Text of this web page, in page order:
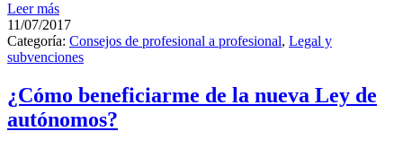
Leer más
11/07/2017
Categoría: Consejos de profesional a profesional, Legal y
subvenciones
¿Cómo beneficiarme de la nueva Ley de
autónomos?